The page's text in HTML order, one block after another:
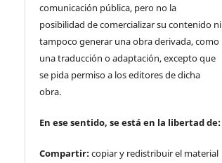
comunicación pública, pero no la
posibilidad de comercializar su contenido ni
tampoco generar una obra derivada, como
una traducción o adaptación, excepto que
se pida permiso a los editores de dicha
obra.
En ese sentido, se está en la libertad de:
Compartir:copiar y redistribuir el material